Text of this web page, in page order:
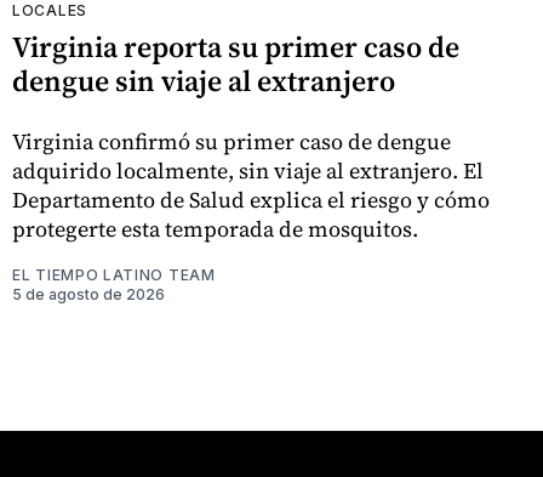
LOCALES
Virginia reporta su primer caso de
dengue sin viaje al extranjero
Virginia confirmó su primer caso de dengue
adquirido localmente, sin viaje al extranjero. El
Departamento de Salud explica el riesgo y cómo
protegerte esta temporada de mosquitos.
EL TIEMPO LATINO TEAM
5 de agosto de 2026